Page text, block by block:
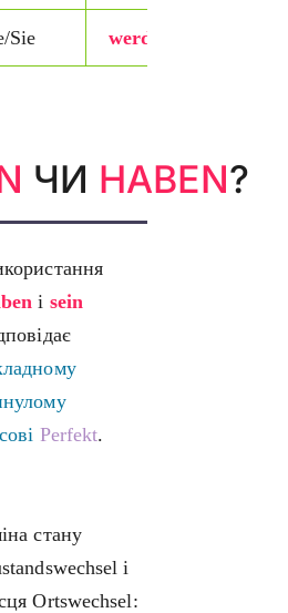
Sie werden
ЧИ HABEN?
і sein
Perfekt.
стану
і
Ortswechsel: